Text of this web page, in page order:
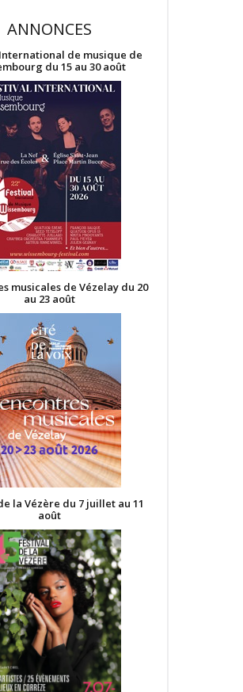
ANNONCES
de musique de
du 15 au 30 août
musicales de Vézelay du 20
au 23 août
la Vézère du 7 juillet au 11
août